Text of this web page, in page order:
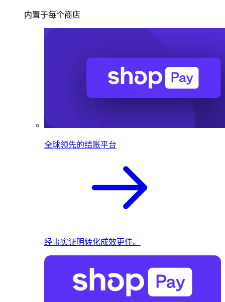
内置于每个商店
全球领先的结账平台
经事实证明转化成效更佳。